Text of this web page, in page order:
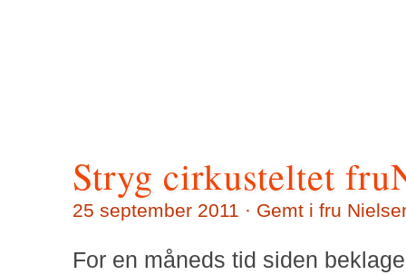
Stryg cirkusteltet
25 september 2011 · Gemt i fru
For en måneds tid siden